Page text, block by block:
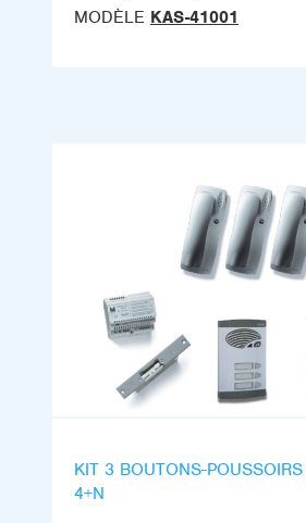
MODÈLE KAS-41001
KIT 3 BOUTONS-
4+N